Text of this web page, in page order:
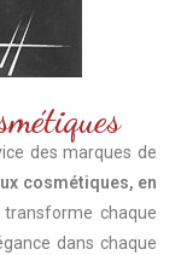
des marques de
cosmétiques, en
chaque
dans chaque